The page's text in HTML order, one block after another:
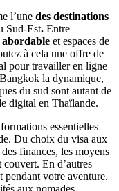
l’une des destinations
Sud-Est. Entre
et espaces de
à cela une offre de
pour travailler en ligne
la dynamique,
du sud sont autant de
digital en Thaïlande.
essentielles
Du choix du visa aux
finances, les moyens
couvert. En d’autres
pendant votre aventure.